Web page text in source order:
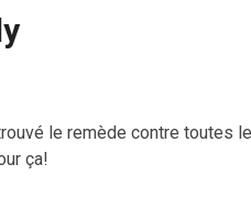
le remède contre
ça!